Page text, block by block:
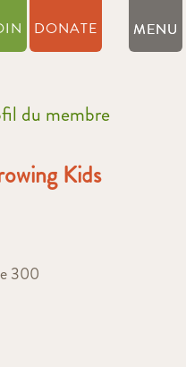
DONATE
du membre
Kids
300